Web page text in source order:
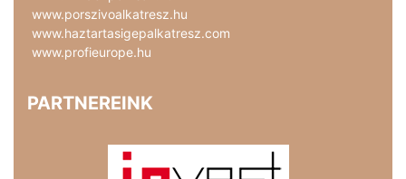
www.porszivoalkatresz.hu
www.haztartasigepalkatresz.com
www.profieurope.hu
PARTNEREINK